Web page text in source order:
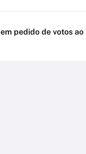
pedido de votos ao